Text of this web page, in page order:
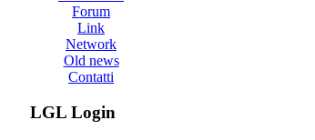
Forum
Link
Network
Old news
Contatti
LGL Login